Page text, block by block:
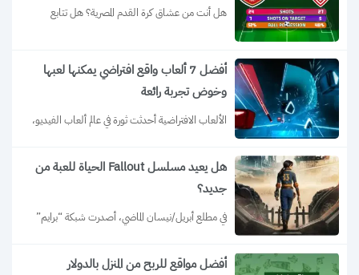
أفضل 7 ألعاب واقع افتراضي يمكنها لعبها
وخوض تجربة رائعة
هل يعيد مسلسل Fallout الحياة للعبة من
جديد؟
أفضل مواقع للربح من المنزل بالدولار